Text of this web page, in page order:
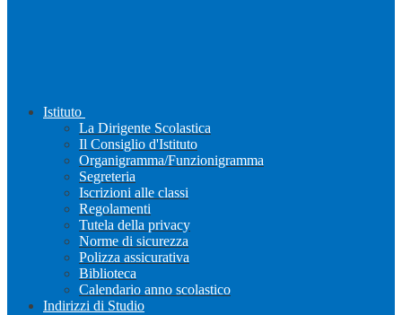
Istituto
La Dirigente Scolastica
Il Consiglio d'Istituto
Organigramma/Funzionigramma
Segreteria
Iscrizioni alle classi
Regolamenti
Tutela della privacy
Norme di sicurezza
Polizza assicurativa
Biblioteca
Calendario anno scolastico
Indirizzi di Studio